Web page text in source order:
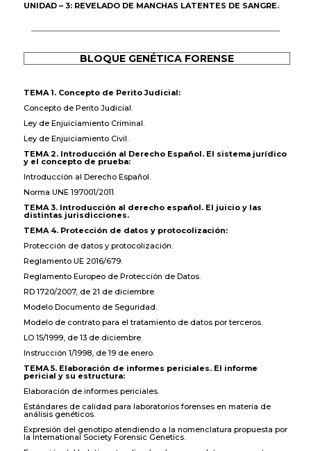
UNIDAD – 3: REVELADO DE MANCHAS LATENTES DE SANGRE.
BLOQUE GENÉTICA FORENSE
TEMA 1. Concepto de Perito Judicial:
Concepto de Perito Judicial.
Ley de Enjuiciamiento Criminal.
Ley de Enjuiciamiento Civil.
TEMA 2. Introducción al Derecho Español. El sistema jurídico
y el concepto de prueba:
Introducción al Derecho Español.
Norma UNE 197001/2011.
TEMA 3. Introducción al derecho español. El juicio y las
distintas jurisdicciones.
TEMA 4. Protección de datos y protocolización:
Protección de datos y protocolización.
Reglamento UE 2016/679.
Reglamento Europeo de Protección de Datos.
RD 1720/2007, de 21 de diciembre.
Modelo Documento de Seguridad.
Modelo de contrato para el tratamiento de datos por terceros.
LO 15/1999, de 13 de diciembre.
Instrucción 1/1998, de 19 de enero.
TEMA 5. Elaboración de informes periciales. El informe
pericial y su estructura:
Elaboración de informes periciales.
Estándares de calidad para laboratorios forenses en materia de
análisis genéticos.
Expresión del genotipo atendiendo a la nomenclatura propuesta por
la International Society Forensic Genetics.